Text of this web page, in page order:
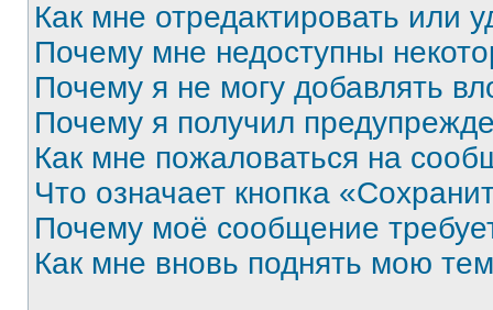
Как мне отредактировать или
Почему мне недоступны
Почему я не могу добавлять
Почему я получил
Как мне пожаловаться на
Что означает кнопка
Почему моё сообщение
Как мне вновь поднять мою